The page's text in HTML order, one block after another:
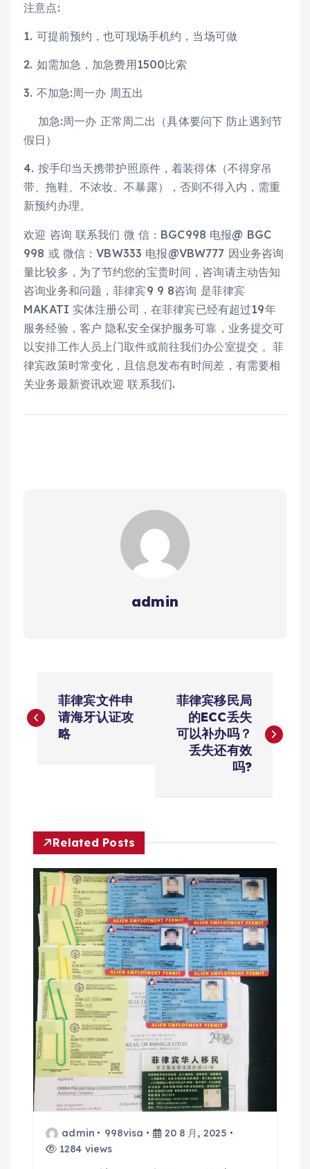
注意点:
1. 可提前预约，也可现场手机约，当场可做
2. 如需加急，加急费用1500比索
3. 不加急:周一办 周五出
加急:周一办 正常周二出（具体要问下 防止遇到节
假日）
4. 按手印当天携带护照原件，着装得体（不得穿吊
带、拖鞋、不浓妆、不暴露），否则不得入内，需重
新预约办理。
欢迎 咨询 联系我们 微 信：BGC998 电报@ BGC
998 或 微信：VBW333 电报@VBW777 因业务咨询
量比较多，为了节约您的宝贵时间，咨询请主动告知
咨询业务和问题，菲律宾9 9 8咨询 是菲律宾
MAKATI 实体注册公司，在菲律宾已经有超过19年
服务经验，客户 隐私安全保护服务可靠，业务提交可
以安排工作人员上门取件或前往我们办公室提交 。菲
律宾政策时常变化，且信息发布有时间差，有需要相
关业务最新资讯欢迎 联系我们.
admin
章
菲律宾文件申
请海牙认证攻
略
菲律宾移民局
的ECC丢失
可以补办吗？
丢失还有效
吗?
Related Posts
admin 998visa
20 8 月, 2025
1284 views